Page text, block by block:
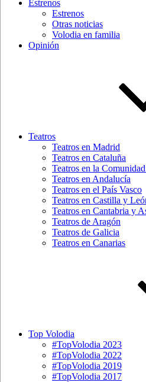
Estrenos
Estrenos
Otras noticias
Volodia en familia
Opinión
Teatros
Teatros en Madrid
Teatros en Cataluña
Teatros en la
Teatros en Andalucía
Teatros en el País Vasco
Teatros en Castilla y
Teatros en Cantabria y
Teatros de Aragón
Teatros de Galicia
Teatros en Canarias
Top Volodia
#TopVolodia 2023
#TopVolodia 2022
#TopVolodia 2019
#TopVolodia 2017